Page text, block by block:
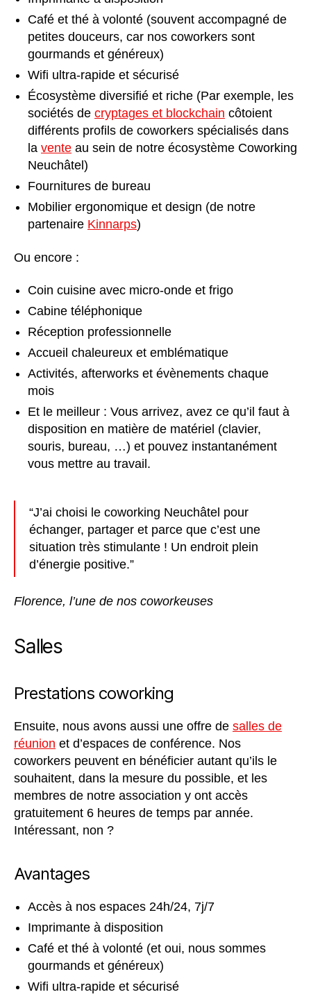
Café et thé à volonté (souvent accompagné de
petites douceurs, car nos coworkers sont
gourmands et généreux)
Wifi ultra-rapide et sécurisé
Écosystème diversifié et riche (Par exemple, les
sociétés de cryptages et blockchain côtoient
différents profils de coworkers spécialisés dans
la vente au sein de notre écosystème Coworking
Neuchâtel)
Fournitures de bureau
Mobilier ergonomique et design (de notre
partenaire Kinnarps)
Ou encore :
Coin cuisine avec micro-onde et frigo
Cabine téléphonique
Réception professionnelle
Accueil chaleureux et emblématique
Activités, afterworks et évènements chaque
mois
Et le meilleur : Vous arrivez, avez ce qu’il faut à
disposition en matière de matériel (clavier,
souris, bureau, …) et pouvez instantanément
vous mettre au travail.
“J’ai choisi le coworking Neuchâtel pour
échanger, partager et parce que c’est une
situation très stimulante ! Un endroit plein
d’énergie positive.”
Florence, l’une de nos coworkeuses
Salles
Prestations coworking
Ensuite, nous avons aussi une offre de salles de
réunion et d’espaces de conférence. Nos
coworkers peuvent en bénéficier autant qu’ils le
souhaitent, dans la mesure du possible, et les
membres de notre association y ont accès
gratuitement 6 heures de temps par année.
Intéressant, non ?
Avantages
Accès à nos espaces 24h/24, 7j/7
Imprimante à disposition
Café et thé à volonté (et oui, nous sommes
gourmands et généreux)
Wifi ultra-rapide et sécurisé